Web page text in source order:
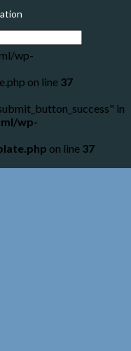
wp-
on line 37
in
wp-
on line 37